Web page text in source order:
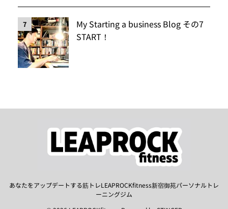
7
My Starting a business Blog その7
START！
あなたをアップデートする筋トレLEAPROCKfitness新宿御苑パーソナルトレ
ーニングジム